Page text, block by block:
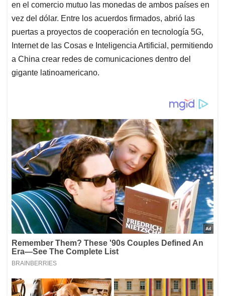
en el comercio mutuo las monedas de ambos países en
vez del dólar. Entre los acuerdos firmados, abrió las
puertas a proyectos de cooperación en tecnología 5G,
Internet de las Cosas e Inteligencia Artificial, permitiendo
a China crear redes de comunicaciones dentro del
gigante latinoamericano.